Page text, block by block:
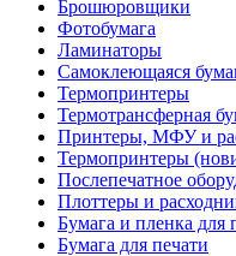
Брошюровщики
Фотобумага
Ламинаторы
Самоклеющаяся
Термопринтеры
Термотрансферная
Принтеры, МФУ и
Термопринтеры
Послепечатное
Плоттеры и
Бумага и пленка для
Бумага для печати